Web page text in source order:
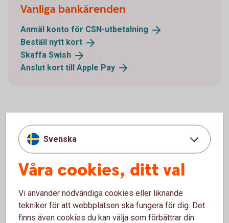
Vanliga bankärenden
Anmäl konto för CSN-utbetalning
Beställ nytt kort
Skaffa Swish
Anslut kort till Apple Pay
Tips om ekonomi
Vi guidar dig! Om studiebidrag, sommarjobb och
börja jobba.
Tips om ungasekonomi
Svenska
Våra cookies, ditt val
Vi använder nödvändiga cookies eller liknande
tekniker för att webbplatsen ska fungera för dig. Det
finns även cookies du kan välja som förbättrar din